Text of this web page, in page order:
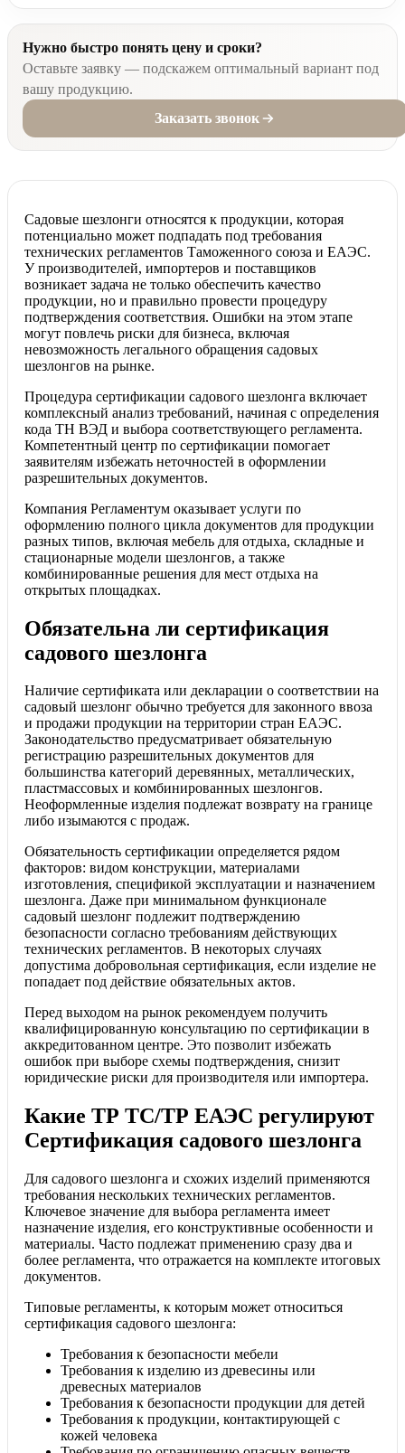
Нужно быстро понять цену и сроки?
Оставьте заявку — подскажем оптимальный вариант под
вашу продукцию.
Заказать звонок
Садовые шезлонги относятся к продукции, которая
потенциально может подпадать под требования
технических регламентов Таможенного союза и ЕАЭС.
У производителей, импортеров и поставщиков
возникает задача не только обеспечить качество
продукции, но и правильно провести процедуру
подтверждения соответствия. Ошибки на этом этапе
могут повлечь риски для бизнеса, включая
невозможность легального обращения садовых
шезлонгов на рынке.
Процедура сертификации садового шезлонга включает
комплексный анализ требований, начиная с определения
кода ТН ВЭД и выбора соответствующего регламента.
Компетентный центр по сертификации помогает
заявителям избежать неточностей в оформлении
разрешительных документов.
Компания Регламентум оказывает услуги по
оформлению полного цикла документов для продукции
разных типов, включая мебель для отдыха, складные и
стационарные модели шезлонгов, а также
комбинированные решения для мест отдыха на
открытых площадках.
Обязательна ли сертификация
садового шезлонга
Наличие сертификата или декларации о соответствии на
садовый шезлонг обычно требуется для законного ввоза
и продажи продукции на территории стран ЕАЭС.
Законодательство предусматривает обязательную
регистрацию разрешительных документов для
большинства категорий деревянных, металлических,
пластмассовых и комбинированных шезлонгов.
Неоформленные изделия подлежат возврату на границе
либо изымаются с продаж.
Обязательность сертификации определяется рядом
факторов: видом конструкции, материалами
изготовления, спецификой эксплуатации и назначением
шезлонга. Даже при минимальном функционале
садовый шезлонг подлежит подтверждению
безопасности согласно требованиям действующих
технических регламентов. В некоторых случаях
допустима добровольная сертификация, если изделие не
попадает под действие обязательных актов.
Перед выходом на рынок рекомендуем получить
квалифицированную консультацию по сертификации в
аккредитованном центре. Это позволит избежать
ошибок при выборе схемы подтверждения, снизит
юридические риски для производителя или импортера.
Какие ТР ТС/ТР ЕАЭС регулируют
Сертификация садового шезлонга
Для садового шезлонга и схожих изделий применяются
требования нескольких технических регламентов.
Ключевое значение для выбора регламента имеет
назначение изделия, его конструктивные особенности и
материалы. Часто подлежат применению сразу два и
более регламента, что отражается на комплекте итоговых
документов.
Типовые регламенты, к которым может относиться
сертификация садового шезлонга:
Требования к безопасности мебели
Требования к изделию из древесины или
древесных материалов
Требования к безопасности продукции для детей
Требования к продукции, контактирующей с
кожей человека